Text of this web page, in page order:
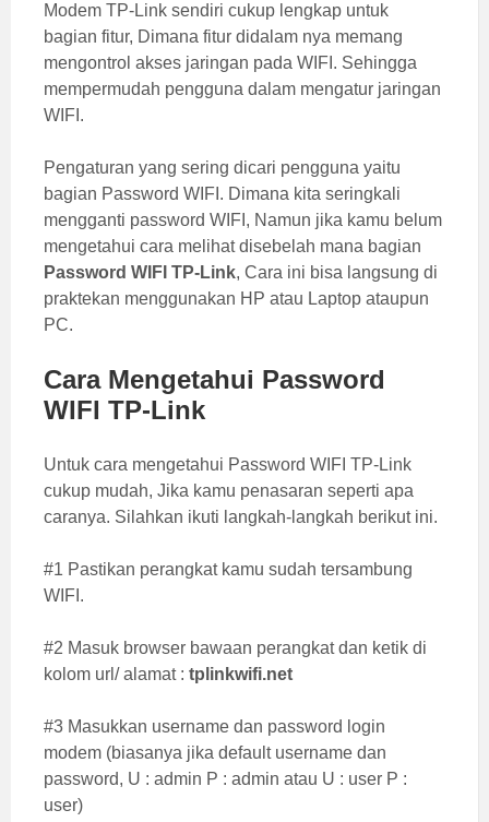
Modem TP-Link sendiri cukup lengkap untuk
bagian fitur, Dimana fitur didalam nya memang
mengontrol akses jaringan pada WIFI. Sehingga
mempermudah pengguna dalam mengatur jaringan
WIFI.
Pengaturan yang sering dicari pengguna yaitu
bagian Password WIFI. Dimana kita seringkali
mengganti password WIFI, Namun jika kamu belum
mengetahui cara melihat disebelah mana bagian
Password WIFI TP-Link, Cara ini bisa langsung di
praktekan menggunakan HP atau Laptop ataupun
PC.
Cara Mengetahui Password
WIFI TP-Link
Untuk cara mengetahui Password WIFI TP-Link
cukup mudah, Jika kamu penasaran seperti apa
caranya. Silahkan ikuti langkah-langkah berikut ini.
#1 Pastikan perangkat kamu sudah tersambung
WIFI.
#2 Masuk browser bawaan perangkat dan ketik di
kolom url/ alamat : tplinkwifi.net
#3 Masukkan username dan password login
modem (biasanya jika default username dan
password, U : admin P : admin atau U : user P :
user)